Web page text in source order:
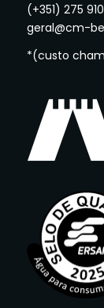
(+351) 275
geral@cm-
*(custo